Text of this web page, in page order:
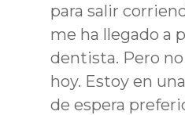
para salir
me ha llegado a
dentista. Pero
hoy. Estoy en
de espera